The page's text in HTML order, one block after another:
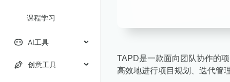
课程学习
AI工具
创意工具
TAPD是一款面向团队协作的
高效地进行项目规划、迭代管